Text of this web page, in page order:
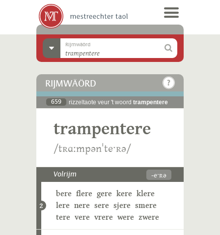
Rijmwäörd
RIJMWÄÖRD
659 rizzeltaote veur 't woord trampentere
trampentere
/tʀɑːmpənˈteˑʀə/
Volrijm -eˑʀə
2
bere flere gere kere klere
lere nere sere sjere smere
tere vere vrere were zwere